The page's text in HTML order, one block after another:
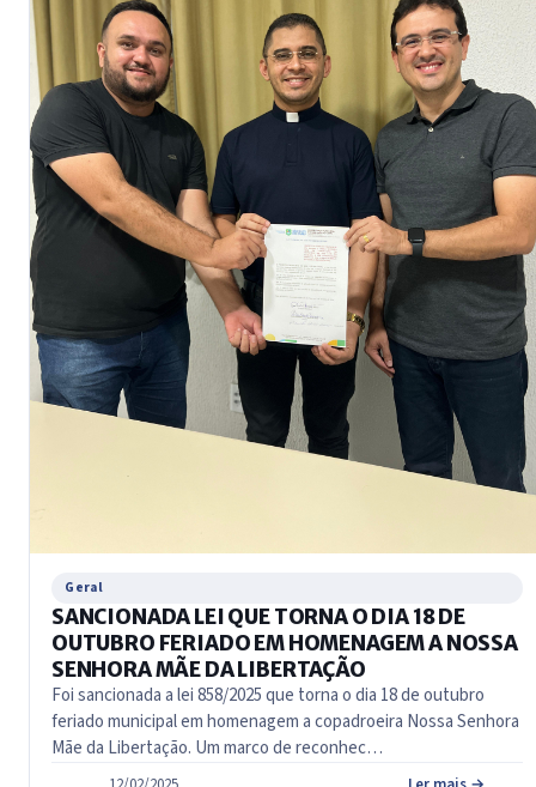
Geral
SANCIONADA LEI QUE TORNA O DIA 18 DE
OUTUBRO FERIADO EM HOMENAGEM A NOSSA
SENHORA MÃE DA LIBERTAÇÃO
Foi sancionada a lei 858/2025 que torna o dia 18 de outubro
feriado municipal em homenagem a copadroeira Nossa Senhora
Mãe da Libertação. Um marco de reconhec…